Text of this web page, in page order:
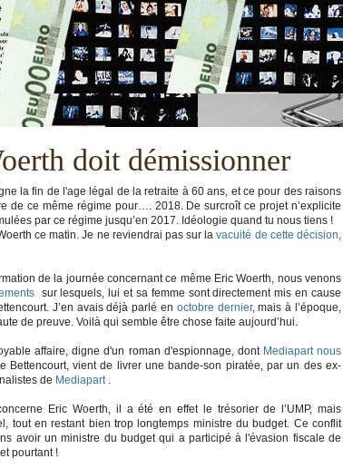
doit démissionner
la fin de l'age légal de la retraite à 60 ans, et ce pour des raisons
de ce même régime pour…. 2018. De surcroît ce projet n’explicite
par ce régime jusqu’en 2017. Idéologie quand tu nous tiens !
ce matin. Je ne reviendrai pas sur lavacuité de cette décision,
de la journée concernant ce même Eric Woerth, nous venons
sur lesquels, lui et sa femme sont directement mis en cause
J’en avais déjà parlé en octobre dernier, mais à l’époque,
de preuve. Voilà qui semble être chose faite aujourd’hui.
affaire, digne d'un roman d'espionnage, dont Mediapart nous
Bettencourt, vient de livrer une bande-son piratée, par un des ex-
de Mediapart .
Eric Woerth, il a été en effet le trésorier de l’UMP, mais
tout en restant bien trop longtemps ministre du budget. Ce conflit
avoir un ministre du budget qui a participé à l'évasion fiscale de
pourtant !